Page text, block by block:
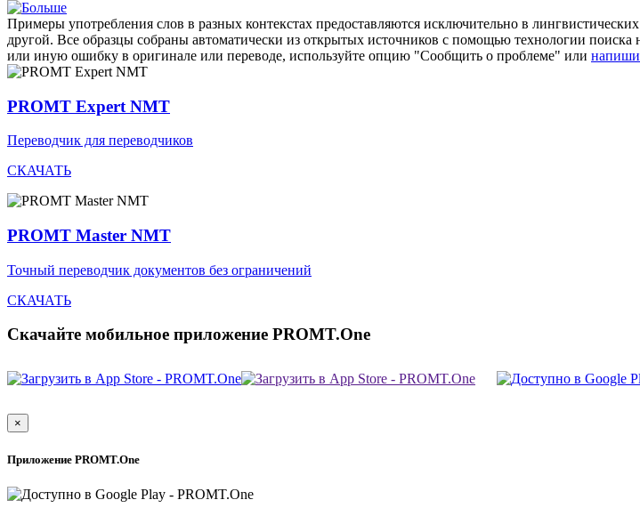
Примеры употребления слов в разных контекстах предоставляются исключительно в
другой. Все образцы собраны автоматически из открытых источников с помощью технологии
или иную ошибку в оригинале или переводе, используйте опцию "Сообщить о проблеме" или
PROMT Expert NMT
Переводчик для переводчиков
СКАЧАТЬ
PROMT Master NMT
Точный переводчик документов без ограничений
СКАЧАТЬ
Скачайте мобильное приложение PROMT.One
×
Приложение PROMT.One